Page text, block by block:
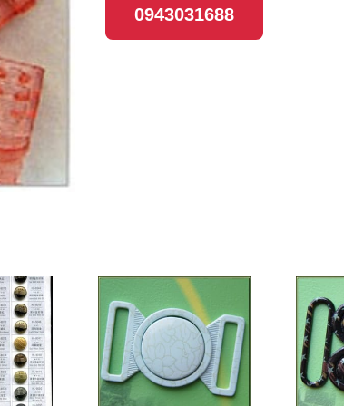
0943031688